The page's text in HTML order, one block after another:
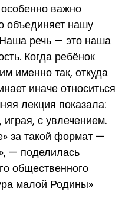
важно
объединяет нашу
речь — это наша
Когда ребёнок
именно так, откуда
иначе относиться
лекция показала:
с увлечением.
за такой формат —
— поделилась
общественного
малой Родины»